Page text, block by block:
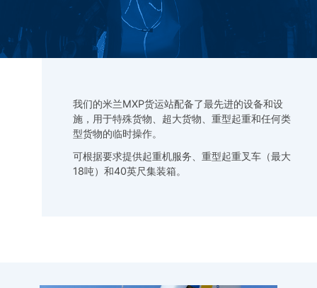
我们的米兰MXP货运站配备了最先进的设备和设
施，用于特殊货物、超大货物、重型起重和任何类
型货物的临时操作。
可根据要求提供起重机服务、重型起重叉车（最大
18吨）和40英尺集装箱。